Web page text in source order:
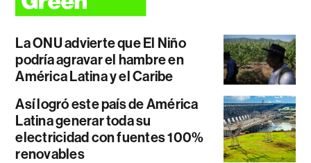
La ONU advierte que El Niño
podría agravar el hambre en
América Latina y el Caribe
Así logró este país de América
Latina generar toda su
electricidad con fuentes 100%
renovables